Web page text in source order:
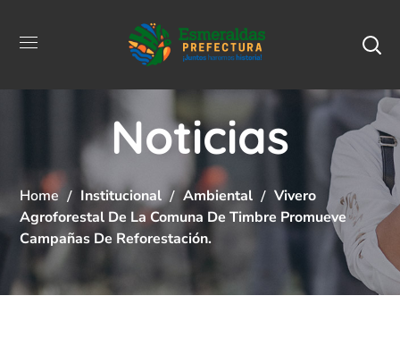
Noticias
Home Institucional Ambiental
Vivero
Agroforestal De La Comuna De Timbre Promueve
Campañas De Reforestación.